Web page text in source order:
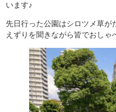
います♪
先日行った公園はシロツメ草が
えずりを聞きながら皆でおしゃ